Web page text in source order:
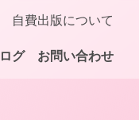
自費出版について
グ お問い合わせ